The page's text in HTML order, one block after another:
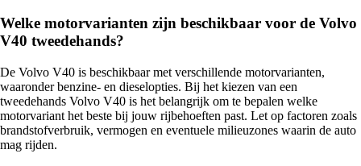
Welke motorvarianten zijn beschikbaar voor de Volvo
V40 tweedehands?
De Volvo V40 is beschikbaar met verschillende motorvarianten,
waaronder benzine- en dieselopties. Bij het kiezen van een
tweedehands Volvo V40 is het belangrijk om te bepalen welke
motorvariant het beste bij jouw rijbehoeften past. Let op factoren zoals
brandstofverbruik, vermogen en eventuele milieuzones waarin de auto
mag rijden.